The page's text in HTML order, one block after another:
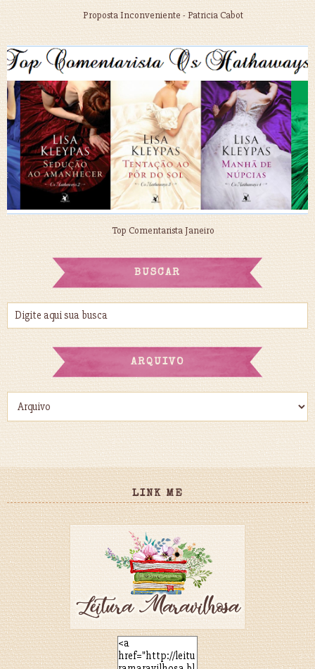
Proposta Inconveniente - Patricia Cabot
Top Comentarista Janeiro
BUSCAR
ARQUIVO
LINK ME